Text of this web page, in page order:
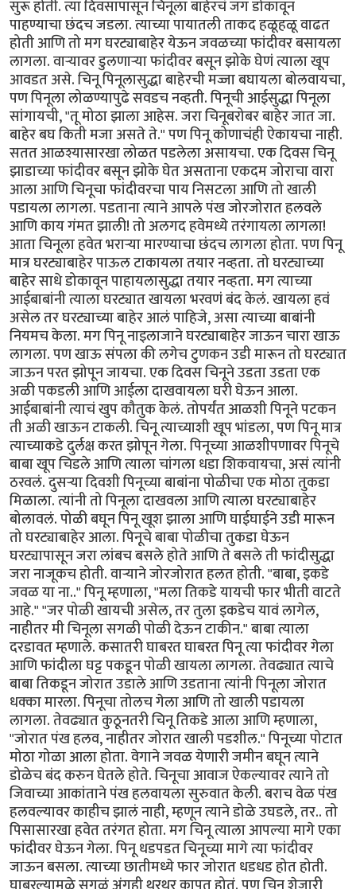
सुरू होती. त्या दिवसापासून चिनूला बाहेरचं जग डोकावून
पाहण्याचा छंदच जडला. त्याच्या पायातली ताकद हळूहळू वाढत
होती आणि तो मग घरट्याबाहेर येऊन जवळच्या फांदीवर बसायला
लागला. वार्‍यावर डुलणार्‍या फांदीवर बसून झोके घेणं त्याला खूप
आवडत असे. चिनू पिनूलासुद्धा बाहेरची मज्जा बघायला बोलवायचा,
पण पिनूला लोळण्यापुढे सवडच नव्हती. पिनूची आईसुद्धा पिनूला
सांगायची, "तू मोठा झाला आहेस. जरा चिनूबरोबर बाहेर जात जा.
बाहेर बघ किती मजा असते ते." पण पिनू कोणाचंही ऐकायचा नाही.
सतत आळश्यासारखा लोळत पडलेला असायचा. एक दिवस चिनू
झाडाच्या फांदीवर बसून झोके घेत असताना एकदम जोराचा वारा
आला आणि चिनूचा फांदीवरचा पाय निसटला आणि तो खाली
पडायला लागला. पडताना त्याने आपले पंख जोरजोरात हलवले
आणि काय गंमत झाली! तो अलगद हवेमध्ये तरंगायला लागला!
आता चिनूला हवेत भरार्‍या मारण्याचा छंदच लागला होता. पण पिनू
मात्र घरट्याबाहेर पाऊल टाकायला तयार नव्हता. तो घरट्याच्या
बाहेर साधे डोकावून पाहायलासुद्धा तयार नव्हता. मग त्याच्या
आईबाबांनी त्याला घरट्यात खायला भरवणं बंद केलं. खायला हवं
असेल तर घरट्याच्या बाहेर आलं पाहिजे, असा त्याच्या बाबांनी
नियमच केला. मग पिनू नाइलाजाने घरट्याबाहेर जाऊन चारा खाऊ
लागला. पण खाऊ संपला की लगेच टुणकन उडी मारून तो घरट्यात
जाऊन परत झोपून जायचा. एक दिवस चिनूने उडता उडता एक
अळी पकडली आणि आईला दाखवायला घरी घेऊन आला.
आईबाबांनी त्याचं खुप कौतुक केलं. तोपर्यंत आळशी पिनूने पटकन
ती अळी खाऊन टाकली. चिनू त्याच्याशी खूप भांडला, पण पिनू मात्र
त्याच्याकडे दुर्लक्ष करत झोपून गेला. पिनूच्या आळशीपणावर पिनूचे
बाबा खूप चिडले आणि त्याला चांगला धडा शिकवायचा, असं त्यांनी
ठरवलं. दुसर्‍या दिवशी पिनूच्या बाबांना पोळीचा एक मोठा तुकडा
मिळाला. त्यांनी तो पिनूला दाखवला आणि त्याला घरट्याबाहेर
बोलावलं. पोळी बघून पिनू खूश झाला आणि घाईघाईने उडी मारून
तो घरट्याबाहेर आला. पिनूचे बाबा पोळीचा तुकडा घेऊन
घरट्यापासून जरा लांबच बसले होते आणि ते बसले ती फांदीसुद्धा
जरा नाजूकच होती. वार्‍याने जोरजोरात हलत होती. "बाबा, इकडे
जवळ या ना.." पिनू म्हणाला, "मला तिकडे यायची फार भीती वाटते
आहे." "जर पोळी खायची असेल, तर तुला इकडेच यावं लागेल,
नाहीतर मी चिनूला सगळी पोळी देऊन टाकीन." बाबा त्याला
दरडावत म्हणाले. कसातरी घाबरत घाबरत पिनू त्या फांदीवर गेला
आणि फांदीला घट्ट पकडून पोळी खायला लागला. तेवढ्यात त्याचे
बाबा तिकडून जोरात उडाले आणि उडताना त्यांनी पिनूला जोरात
धक्का मारला. पिनूचा तोलच गेला आणि तो खाली पडायला
लागला. तेवढ्यात कुठूनतरी चिनू तिकडे आला आणि म्हणाला,
"जोरात पंख हलव, नाहीतर जोरात खाली पडशील." पिनूच्या पोटात
मोठा गोळा आला होता. वेगाने जवळ येणारी जमीन बघून त्याने
डोळेच बंद करुन घेतले होते. चिनूचा आवाज ऐकल्यावर त्याने तो
जिवाच्या आकांताने पंख हलवायला सुरुवात केली. बराच वेळ पंख
हलवल्यावर काहीच झालं नाही, म्हणून त्याने डोळे उघडले, तर.. तो
पिसासारखा हवेत तरंगत होता. मग चिनू त्याला आपल्या मागे एका
फांदीवर घेऊन गेला. पिनू धडपडत चिनूच्या मागे त्या फांदीवर
जाऊन बसला. त्याच्या छातीमध्ये फार जोरात धडधड होत होती.